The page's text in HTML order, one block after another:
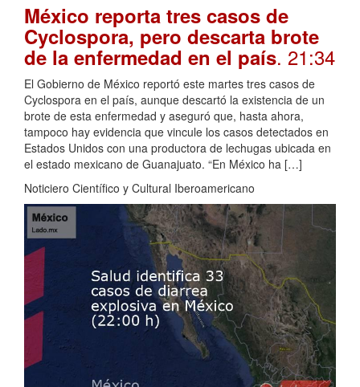
México reporta tres casos de
Cyclospora, pero descarta brote
de la enfermedad en el país. 21:34
El Gobierno de México reportó este martes tres casos de
Cyclospora en el país, aunque descartó la existencia de un
brote de esta enfermedad y aseguró que, hasta ahora,
tampoco hay evidencia que vincule los casos detectados en
Estados Unidos con una productora de lechugas ubicada en
el estado mexicano de Guanajuato. “En México ha […]
Noticiero Científico y Cultural Iberoamericano